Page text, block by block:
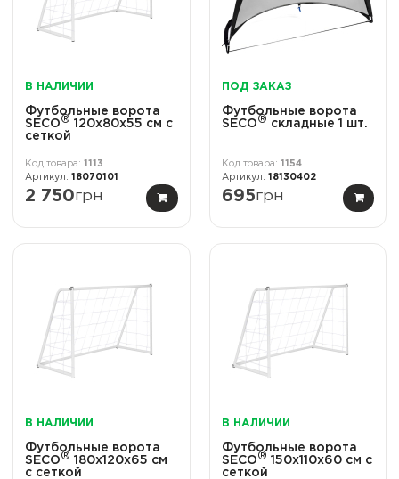
В НАЛИЧИИ
Футбольные ворота
SECO® 120х80х55 см с
сеткой
1113
18070101
2 750грн
ПОД ЗАКАЗ
Футбольные ворота
SECO® cкладные 1 шт.
1154
18130402
695грн
В НАЛИЧИИ
Футбольные ворота
SECO® 180х120х65 см
с сеткой
В НАЛИЧИИ
Футбольные ворота
SECO® 150х110х60 см с
сеткой